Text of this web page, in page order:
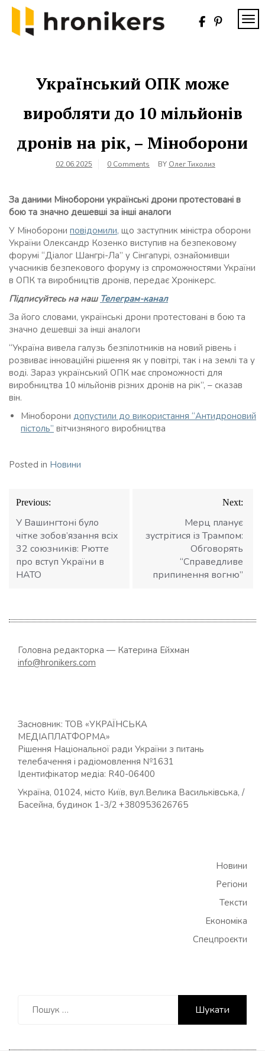
Skip
content
Український ОПК може
виробляти до 10 мільйонів
дронів на рік, – Міноборони
02.06.2025 0 Comments BY Олег Тихолиз
За даними Міноборони українські дрони протестовані в
бою та значно дешевші за інші аналоги
У Міноборони повідомили, що заступник міністра оборони
України Олександр Козенко виступив на безпековому
форумі “Діалог Шангрі-Ла” у Сінгапурі, ознайомивши
учасників безпекового форуму із спроможностями України
в ОПК та виробництів дронів, передає Хронікерс.
Підписуйтесь на наш Телеграм-канал
За його словами, українські дрони протестовані в бою та
значно дешевші за інші аналоги
“Україна вивела галузь безпілотників на новий рівень і
розвиває інноваційні рішення як у повітрі, так і на землі та у
воді. Зараз український ОПК має спроможності для
виробництва 10 мільйонів різних дронів на рік”, – сказав
він.
Міноборони допустили до використання “Антидроновий
пістоль” вітчизняного виробництва
Posted in Новини
Навігація
записів
Previous:
У Вашингтоні було
чітке зобов’язання всіх
32 союзників: Рютте
про вступ України в
НАТО
Next:
Мерц планує
зустрітися із Трампом:
Обговорять
“Справедливе
припинення вогню”
Головна редакторка — Катерина Ейхман
info@hronikers.com
Засновник: ТОВ «УКРАЇНСЬКА
МЕДІАПЛАТФОРМА»
Рішення Національної ради України з питань
телебачення і радіомовлення №1631
Ідентифікатор медіа: R40-06400
Україна, 01024, місто Київ, вул.Велика Васильківська, /
Басейна, будинок 1-3/2 +380953626765
Новини
Регіони
Тексти
Економіка
Спецпроєкти